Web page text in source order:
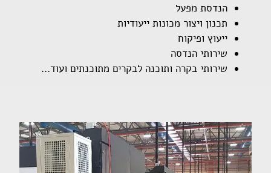
הנדסת מפעל
תכנון ויצור מכונות ייעודיות
ייעוץ ופיקוח
שירותי הנדסה
שירותי בקרה ותוכנה לבקרים מתוכנתים ועוד...